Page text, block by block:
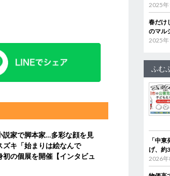
説家で脚本家…多彩な顔を見
ズキ「始まりは絵なんで
の個展を開催【インタビュ
2025年
春だけ
のマル
2025年
ふむ
「中
げ、約
2026年